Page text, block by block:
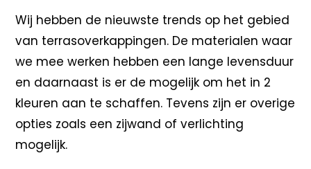
Wij hebben de nieuwste trends op het gebied
van terrasoverkappingen. De materialen waar
we mee werken hebben een lange levensduur
en daarnaast is er de mogelijk om het in 2
kleuren aan te schaffen. Tevens zijn er overige
opties zoals een zijwand of verlichting
mogelijk.